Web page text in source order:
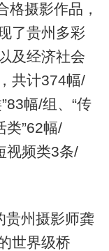
格摄影作品，
了贵州多彩
及经济社会
共计374幅/
幅/组、“传
类”62幅/
视频类3条/
贵州摄影师龚
世界级桥